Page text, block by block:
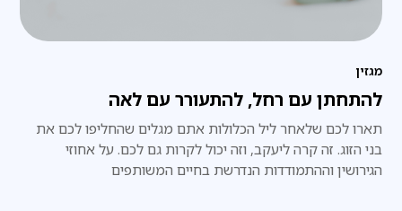
מגזין
להתחתן עם רחל, להתעורר עם לאה
תארו לכם שלאחר ליל הכלולות אתם מגלים שהחליפו לכם את
בני הזוג. זה קרה ליעקב, וזה יכול לקרות גם לכם. על אחוזי
הגירושין וההתמודדות הנדרשת בחיים המשותפים